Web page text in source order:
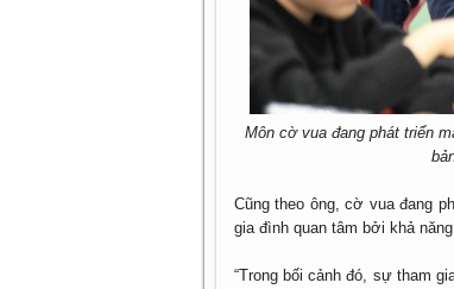
Môn cờ vua đang phát triển
Cũng theo ông, cờ vua đang
gia đình quan tâm bởi khả
“Trong bối cảnh đó, sự tham